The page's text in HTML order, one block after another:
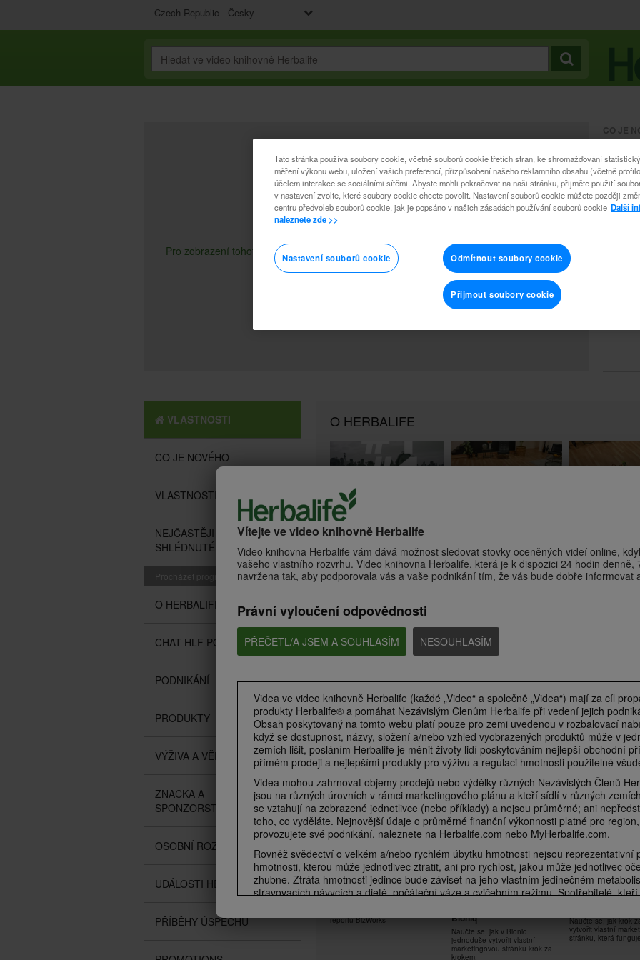
Czech Republic - Česky
Vítejte ve video knihovně Herbalife
Video knihovna Herbalife vám dává možnost sledovat stovky oceněných videí online,
vašeho vlastního rozvrhu. Video knihovna Herbalife, která je k dispozici 24 hodin denně,
navržena tak, aby podporovala vás a vaše podnikání tím, že vás bude dobře informovat
Právní vyloučení odpovědnosti
PŘEČETL/A JSEM A SOUHLASÍM NESOUHLASÍM
Videa ve video knihovně Herbalife (každé „Video“ a společně „Videa“) mají za cíl
produkty Herbalife® a pomáhat Nezávislým Členům Herbalife při vedení jejich
Obsah poskytovaný na tomto webu platí pouze pro zemi uvedenou v rozbalovací
když se dostupnost, názvy, složení a/nebo vzhled vyobrazených produktů může v
zemích lišit, posláním Herbalife je měnit životy lidí poskytováním nejlepší obchodní
přímém prodeji a nejlepšími produkty pro výživu a regulaci hmotnosti použitelné
Videa mohou zahrnovat objemy prodejů nebo výdělky různých Nezávislých Členů
jsou na různých úrovních v rámci marketingového plánu a kteří sídlí v různých
se vztahují na zobrazené jednotlivce (nebo příklady) a nejsou průměrné; ani
toho, co vyděláte. Nejnovější údaje o průměrné finanční výkonnosti platné pro
provozujete své podnikání, naleznete na Herbalife.com nebo MyHerbalife.com.
Rovněž svědectví o velkém a/nebo rychlém úbytku hmotnosti nejsou reprezentativní
hmotnosti, kterou může jednotlivec ztratit, ani pro rychlost, jakou může jednotlivec
zhubne. Ztráta hmotnosti jedince bude záviset na jeho vlastním jedinečném
stravovacích návycích a dietě, počáteční váze a cvičebním režimu. Spotřebitelé,
0,5 až 1 libry za týden. Účastníci 12týdenní slepé studie užívali Formuli 1 dvakrát
jako jídlo a jednou jako svačinu) s dietou se sníženým obsahem kalorií a cílem 30
denně. Účastníci dodržovali buď vysokoproteinovou dietu, nebo standardní
Účastníci v obou skupinách ztratili asi 8,5 liber. Informace týkající se nároků na
Pro zobrazení tohoto videa musíte být distributorem. Chcete-li to sledovat, přihlaste se
CO JE
dabing
Doba
VLASTNOSTI
CO JE NOVÉHO
VLASTNOSTI
NEJČASTĚJI
SHLÉDNUTÉ
Procházet programy
O HERBALIFE
CHAT HLF PODCAST
PODNIKÁNÍ
PRODUKTY
VÝŽIVA A VĚDA
ZNAČKA A
SPONZORSTVÍ
OSOBNÍ ROZVOJ
UDÁLOSTI HERBALIFE
PŘÍBĚHY ÚSPĚCHŮ
O HERBALIFE
Vítejte v Herbalife
Co představuje společnost
Herbalife?
udržení zdravé kondice + silové
kolo
udržení zdravé
kolo
7:55
Pořádně se zapotíte se
Samanthou Clayton
Silnější než kdy předtím se
Samanthou Clayton
7:03
Zaměřeno na střed těla se
Základní posilování středu těla na
podložce zaměřené na spalování
tuků + silové kolo navíc
6:46
Každé kolo v ringu se
Clayton
Šetrné kardio cvičení inspirované
boxem pro udržení zdravé
kondice + silové kolo
Poperte se s
Clayton
Šetrné kardio
boxem pro udržení
kondice
7:04
Posilování horní části těla pro
8:31
Dolní polovina na žebříku
Posilování dolní části těla
zaměřené na zvětšení svalové
hmoty
Střed těla na
Posilování středu těla
na zvětšení svalové
PODNIKÁNÍ
1:00:35
Jak využít HL Skin v praxi
reportů BizWorks
6:18
Jak vytvořit
Bioniq
Naučte se, jak v Bioniq
jednoduše vytvořit vlastní
marketingovou stránku krok za
krokem.
Jak vytvořit
Naučte se, jak krok
vytvořit vlastní
stránku, která funguje.
Tato stránka používá soubory cookie, včetně souborů cookie třetích stran, ke shromažďování
měření výkonu webu, uložení vašich preferencí, přizpůsobení našeho reklamního obsahu (včetně
účelem interakce se sociálními sítěmi. Abyste mohli pokračovat na naši stránku, přijměte použití
v nastavení zvolte, které soubory cookie chcete povolit. Nastavení souborů cookie můžete později
centru předvoleb souborů cookie, jak je popsáno v našich zásadách používání souborů cookie Další
naleznete zde >>
Odmítnout soubory cookie
Přijmout soubory cookie
Nastavení souborů cookie